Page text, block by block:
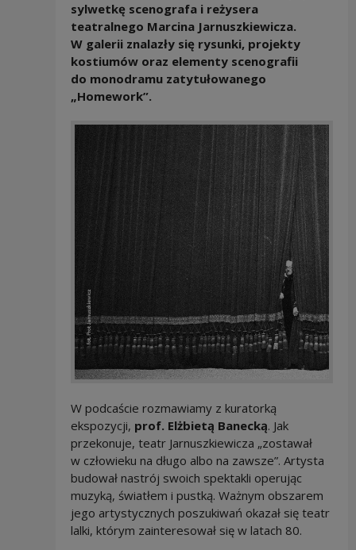
sylwetkę scenografa i reżysera
teatralnego Marcina Jarnuszkiewicza.
W galerii znalazły się rysunki, projekty
kostiumów oraz elementy scenografii
do monodramu zatytułowanego
„Homework”.
W podcaście rozmawiamy z kuratorką
ekspozycji, prof. Elżbietą Banecką. Jak
przekonuje, teatr Jarnuszkiewicza „zostawał
w człowieku na długo albo na zawsze”. Artysta
budował nastrój swoich spektakli operując
muzyką, światłem i pustką. Ważnym obszarem
jego artystycznych poszukiwań okazał się teatr
lalki, którym zainteresował się w latach 80.